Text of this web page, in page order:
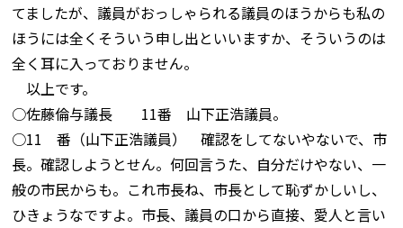
てましたが、議員がおっしゃられる議員のほうからも私の
ほうには全くそういう申し出といいますか、そういうのは
全く耳に入っておりません。
以上です。
○佐藤倫与議長 11番 山下正浩議員。
○11 番（山下正浩議員） 確認をしてないやないで、市
長。確認しようとせん。何回言うた、自分だけやない、一
般の市民からも。これ市長ね、市長として恥ずかしいし、
ひきょうなですよ。市長、議員の口から直接、愛人と言い